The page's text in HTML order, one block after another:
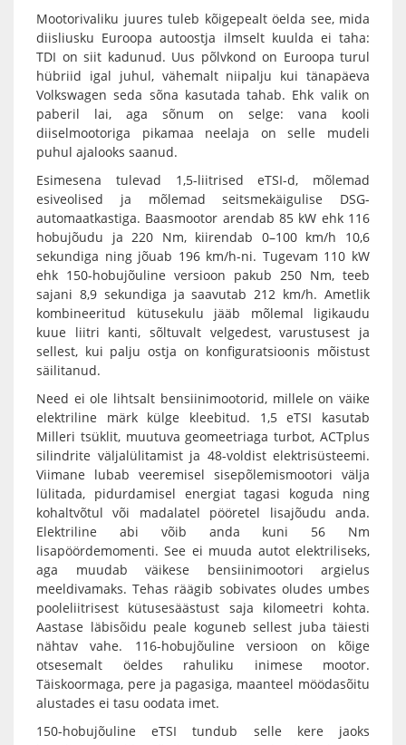
Mootorivaliku juures tuleb kõigepealt öelda see, mida
diisliusku Euroopa autoostja ilmselt kuulda ei taha:
TDI on siit kadunud. Uus põlvkond on Euroopa turul
hübriid igal juhul, vähemalt niipalju kui tänapäeva
Volkswagen seda sõna kasutada tahab. Ehk valik on
paberil lai, aga sõnum on selge: vana kooli
diiselmootoriga pikamaa neelaja on selle mudeli
puhul ajalooks saanud.
Esimesena tulevad 1,5-liitrised eTSI-d, mõlemad
esiveolised ja mõlemad seitsmekäigulise DSG-
automaatkastiga. Baasmootor arendab 85 kW ehk 116
hobujõudu ja 220 Nm, kiirendab 0–100 km/h 10,6
sekundiga ning jõuab 196 km/h-ni. Tugevam 110 kW
ehk 150-hobujõuline versioon pakub 250 Nm, teeb
sajani 8,9 sekundiga ja saavutab 212 km/h. Ametlik
kombineeritud kütusekulu jääb mõlemal ligikaudu
kuue liitri kanti, sõltuvalt velgedest, varustusest ja
sellest, kui palju ostja on konfiguratsioonis mõistust
säilitanud.
Need ei ole lihtsalt bensiinimootorid, millele on väike
elektriline märk külge kleebitud. 1,5 eTSI kasutab
Milleri tsüklit, muutuva geomeetriaga turbot, ACTplus
silindrite väljalülitamist ja 48-voldist elektrisüsteemi.
Viimane lubab veeremisel sisepõlemismootori välja
lülitada, pidurdamisel energiat tagasi koguda ning
kohaltvõtul või madalatel pööretel lisajõudu anda.
Elektriline abi võib anda kuni 56 Nm
lisapöördemomenti. See ei muuda autot elektriliseks,
aga muudab väikese bensiinimootori argielus
meeldivamaks. Tehas räägib sobivates oludes umbes
pooleliitrisest kütusesäästust saja kilomeetri kohta.
Aastase läbisõidu peale koguneb sellest juba täiesti
nähtav vahe. 116-hobujõuline versioon on kõige
otsesemalt öeldes rahuliku inimese mootor.
Täiskoormaga, pere ja pagasiga, maanteel möödasõitu
alustades ei tasu oodata imet.
150-hobujõuline eTSI tundub selle kere jaoks